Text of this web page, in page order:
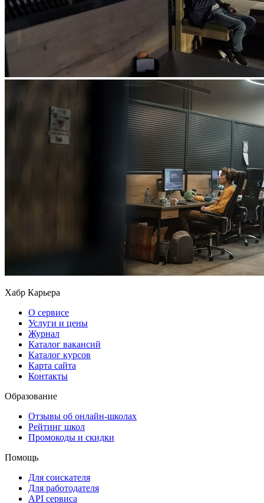
Хабр Карьера
О сервисе
Услуги и цены
Журнал
Каталог вакансий
Каталог курсов
Карта сайта
Контакты
Образование
Отзывы об онлайн-школах
Рейтинг школ
Промокоды и скидки
Помощь
Для соискателя
Для работодателя
API сервиса